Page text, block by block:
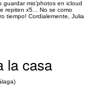
mis’photos en icloud
repiten x5... No se como
tiempo! Cordialemente, Julia
la casa